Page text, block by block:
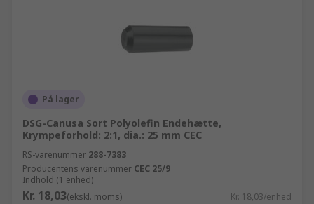
På lager
DSG-Canusa Sort Polyolefin Endehætte,
Krympeforhold: 2:1, dia.: 25 mm CEC
RS-varenummer 288-7383
Producentens varenummer CEC 25/9
Indhold (1 enhed)
Kr. 18,03(ekskl. moms) Kr. 18,03/enhed